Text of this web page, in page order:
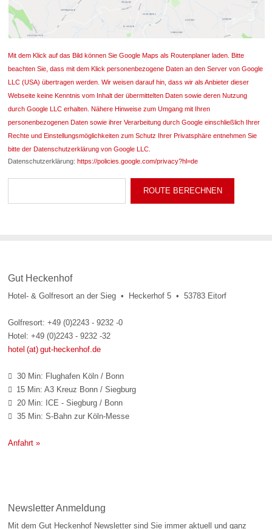
Mit dem Klick auf das Bild können Sie Google Maps als Routenplaner laden. Bitte
beachten Sie, dass mit dem Klick personenbezogene Daten an den Server von Google
LLC (USA) übertragen werden. Wir weisen darauf hin, dass wir als Anbieter dieser
Webseite keine Kenntnis vom Inhalt der übermittelten Daten sowie deren Nutzung
durch Google LLC erhalten. Nähere Hinweise zum Umgang mit Ihren
personenbezogenen Daten sowie ihrer Verarbeitung durch Google einschließlich Ihrer
Rechte und Einstellungsmöglichkeiten zum Schutz Ihrer Privatsphäre entnehmen Sie
bitte der Datenschutzerklärung von Google LLC.
Datenschutzerklärung:https://policies.google.com/privacy?hl=de
Gut Heckenhof
Hotel- & Golfresort an der Sieg • Heckerhof 5 • 53783 Eitorf
Golfresort: +49 (0)2243 - 9232 -0
Hotel: +49 (0)2243 - 9232 -32
hotel (at) gut-heckenhof.de
 30 Min: Flughafen Köln / Bonn
 15 Min: A3 Kreuz Bonn / Siegburg
 20 Min: ICE - Siegburg / Bonn
 35 Min: S-Bahn zur Köln-Messe
Anfahrt »
Newsletter Anmeldung
Mit dem Gut Heckenhof Newsletter sind Sie immer aktuell und ganz